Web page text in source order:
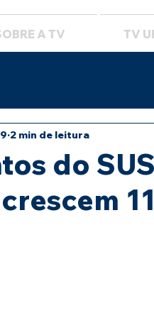
A TV TV
do
2 min de leitura